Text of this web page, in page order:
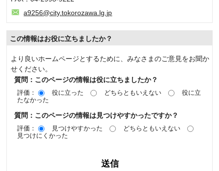
a9256@city.tokorozawa.lg.jp
この情報はお役に立ちましたか？
より良いホームページとするために、みなさまのご意見をお聞か
せください。
質問：このページの情報は役に立ちましたか？
評価： 役に立った どちらともいえない
役に立
たなかった
質問：このページの情報は見つけやすかったですか？
評価： 見つけやすかった
どちらともいえない
見つけにくかった